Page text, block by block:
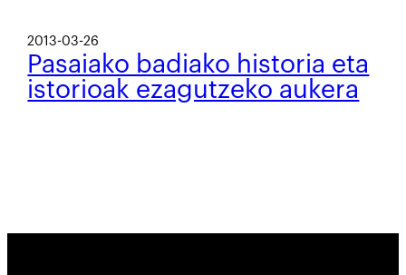
2013-03-26
Pasaiako badiako historia eta
istorioak ezagutzeko aukera